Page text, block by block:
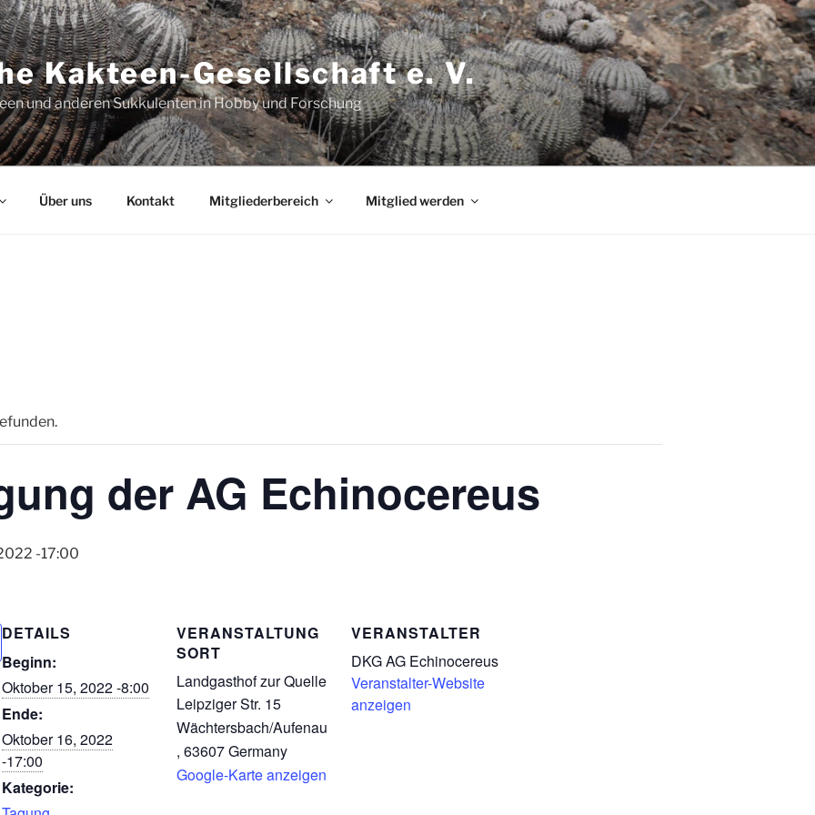
Kakteen-Gesellschaft e. V.
und anderen Sukkulenten in Hobby und Forschung
Über uns Kontakt Mitgliederbereich Mitglied werden
der AG Echinocereus
-17:00
DETAILS
Beginn:
Oktober 15, 2022 -8:00
Ende:
Oktober 16, 2022
-17:00
Kategorie:
VERANSTALTUNG
SORT
Landgasthof zur Quelle
Leipziger Str. 15
Wächtersbach/Aufenau
, 63607Germany
Google-Karte anzeigen
VERANSTALTER
DKG AG Echinocereus
Veranstalter-Website
anzeigen